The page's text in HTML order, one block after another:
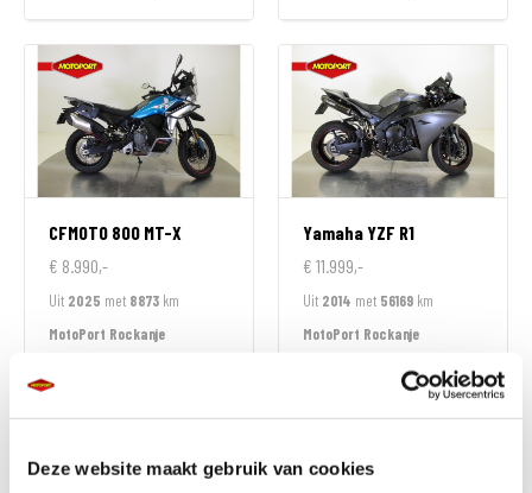
Deze website maakt gebruik van cookies
CFMOTO 800 MT-X
€ 8.990,-
Uit 2025 met 8873 km
MotoPort Rockanje
YamahaYZF R1
€ 11.999,-
Uit 2014 met 56169 km
MotoPort Rockanje